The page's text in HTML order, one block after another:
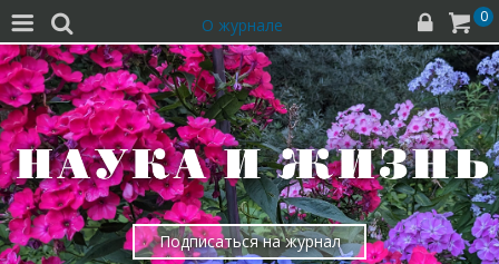
  О журнале   0
Подписаться на журнал